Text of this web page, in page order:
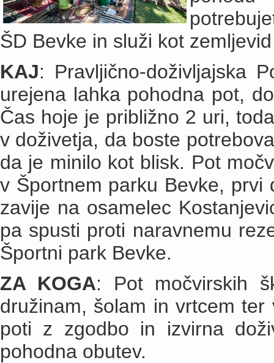
ŠD Bevke in služi kot
KAJ: Pravljično-doživljajska
urejena lahka pohodna pot,
Čas hoje je približno 2 uri,
v doživetja, da boste
da je minilo kot blisk. Pot
v Športnem parku Bevke,
zavije na osamelec
pa spusti proti naravnemu
Športni park Bevke.
ZA KOGA: Pot močvirskih
družinam, šolam in vrtcem
poti z zgodbo in izvirna
pohodna obutev.